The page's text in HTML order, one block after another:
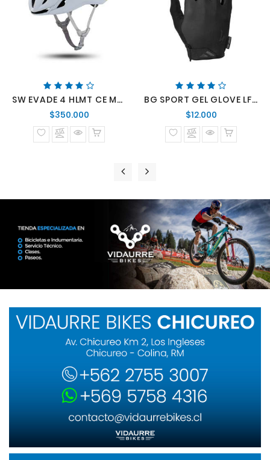
SW EVADE 4 HLMT CE MATTE WHT
$350.000Precio
normal
BG SPORT GEL GLOVE LF BLK
$12.000Precio
normal